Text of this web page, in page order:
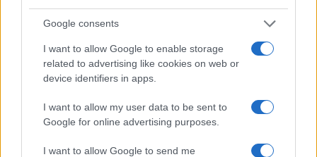
Google consents
I want to allow Google to enable storage
related to advertising like cookies on web or
device identifiers in apps.
I want to allow my user data to be sent to
Google for online advertising purposes.
I want to allow Google to send me